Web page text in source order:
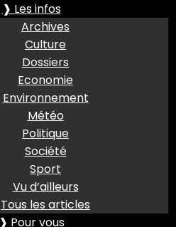
❱ Les infos
Archives
Culture
Dossiers
Economie
Environnement
Météo
Politique
Société
Sport
Vu d’ailleurs
Tous les articles
❱ Pour vous